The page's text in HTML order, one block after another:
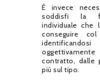
È invece
soddisfi la
individuale che
conseguire
contratto, dalle
più sul tipo.